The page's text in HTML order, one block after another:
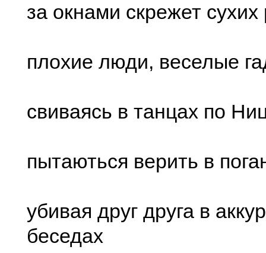
за окнами скрежет сухих
плохие люди, веселые
свиваясь в танцах по
пытаються верить в
убивая друг друга в
беседах